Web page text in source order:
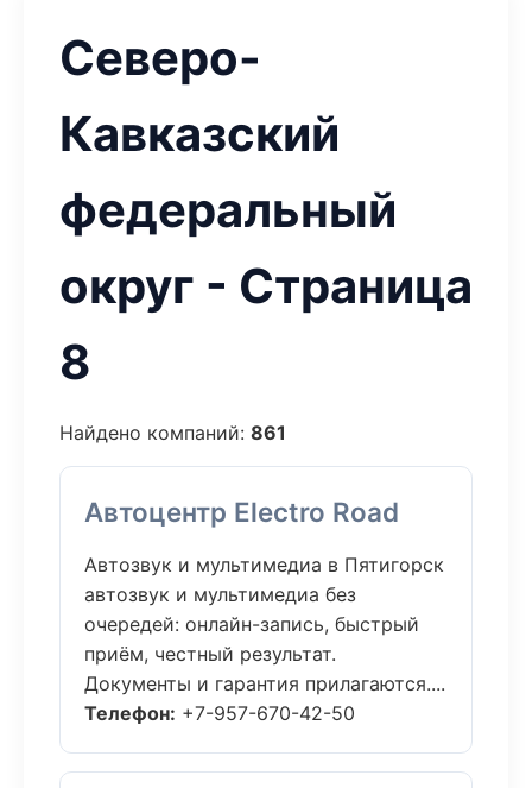
Северо-
Кавказский
федеральный
округ - Страница
8
Найдено компаний: 861
Автоцентр Electro Road
Автозвук и мультимедиа в Пятигорск
автозвук и мультимедиа без
очередей: онлайн-запись, быстрый
приём, честный результат.
Документы и гарантия прилагаются....
Телефон: +7-957-670-42-50